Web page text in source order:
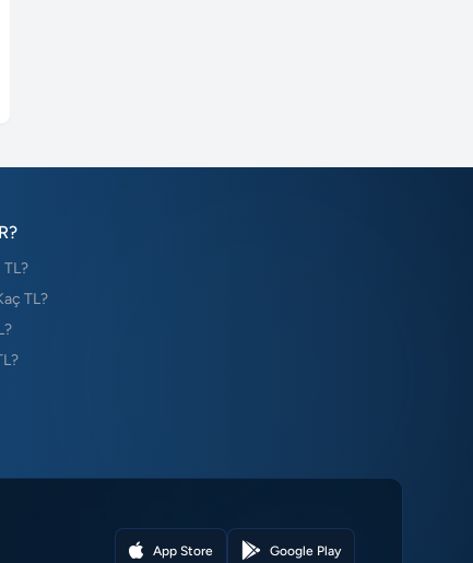
TL?
App Store Google Play